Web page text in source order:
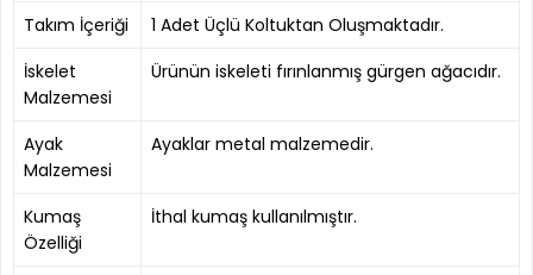
Takım İçeriği
1 Adet Üçlü Koltuktan Oluşmaktadır.
İskelet
Malzemesi
Ürünün iskeleti fırınlanmış gürgen ağacıdır.
Ayak
Malzemesi
Ayaklar metal malzemedir.
Kumaş
Özelliği
İthal kumaş kullanılmıştır.